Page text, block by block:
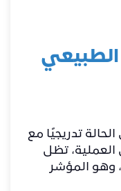
الطبيعي
تدريجيًا مع
تظل
وهو المؤشر